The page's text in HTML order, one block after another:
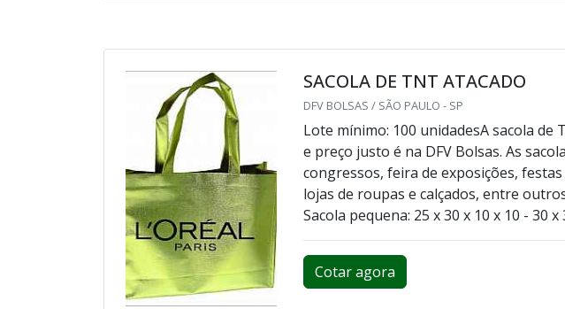
SACOLA DE TNT ATACADO
DFV BOLSAS / SÃO PAULO - SP
Lote mínimo: 100 unidadesA sacola de
e preço justo é na DFV Bolsas. As
congressos, feira de exposições,
lojas de roupas e calçados, entre
Sacola pequena: 25 x 30 x 10 x 10 - 30 x
Cotar agora